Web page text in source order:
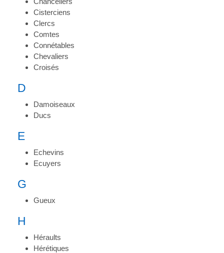
Cisterciens
Clercs
Comtes
Connétables
Chevaliers
Croisés
D
Damoiseaux
Ducs
E
Echevins
Ecuyers
G
Gueux
H
Héraults
Hérétiques